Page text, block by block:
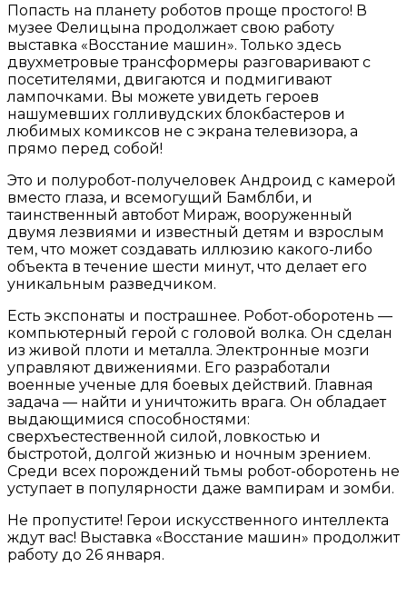
Попасть на планету роботов проще простого! В
музее Фелицына продолжает свою работу
выставка «Восстание машин». Только здесь
двухметровые трансформеры разговаривают с
посетителями, двигаются и подмигивают
лампочками. Вы можете увидеть героев
нашумевших голливудских блокбастеров и
любимых комиксов не с экрана телевизора, а
прямо перед собой!
Это и полуробот-получеловек Андроид с камерой
вместо глаза, и всемогущий Бамблби, и
таинственный автобот Мираж, вооруженный
двумя лезвиями и известный детям и взрослым
тем, что может создавать иллюзию какого-либо
объекта в течение шести минут, что делает его
уникальным разведчиком.
Есть экспонаты и пострашнее. Робот-оборотень —
компьютерный герой с головой волка. Он сделан
из живой плоти и металла. Электронные мозги
управляют движениями. Его разработали
военные ученые для боевых действий. Главная
задача — найти и уничтожить врага. Он обладает
выдающимися способностями:
сверхъестественной силой, ловкостью и
быстротой, долгой жизнью и ночным зрением.
Среди всех порождений тьмы робот-оборотень не
уступает в популярности даже вампирам и зомби.
Не пропустите! Герои искусственного интеллекта
ждут вас! Выставка «Восстание машин» продолжит
работу до 26 января.